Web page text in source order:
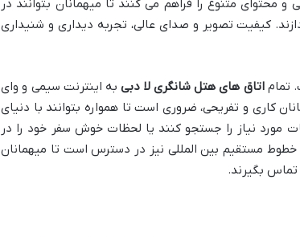
متنوع را فراهم می کنند تا میهمانان بتوانند در
کیفیت تصویر و صدای عالی، تجربه دیداری و شنیداری
تماماتاق های هتل شانگری لا دبیبه اینترنت سیمی و وای
کاری و تفریحی، ضروری است تا همواره بتوانند با دنیای
مورد نیاز را جستجو کنند یا لحظات خوش سفر خود را در
مستقیم بین المللی نیز در دسترس است تا میهمانان
تماس بگیرند.